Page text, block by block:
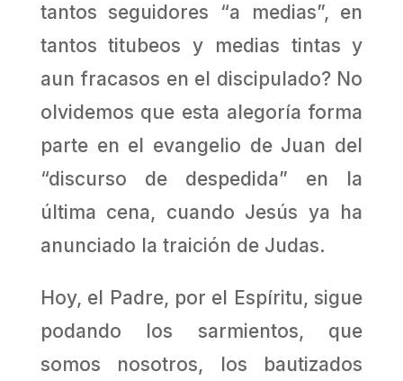
tantos seguidores “a medias”, en
tantos titubeos y medias tintas y
aun fracasos en el discipulado? No
olvidemos que esta alegoría forma
parte en el evangelio de Juan del
“discurso de despedida” en la
última cena, cuando Jesús ya ha
anunciado la traición de Judas.
Hoy, el Padre, por el Espíritu, sigue
podando los sarmientos, que
somos nosotros, los bautizados